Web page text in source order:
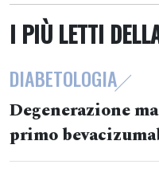
I PIÙ LETTI
DIABETOLOGIA
Degenerazione
primo